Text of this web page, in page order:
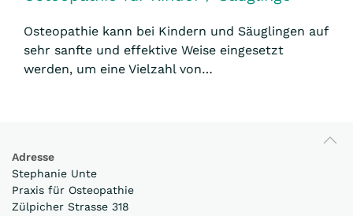
Osteopathie kann bei Kindern und Säuglingen auf
sehr sanfte und effektive Weise eingesetzt
werden, um eine Vielzahl von…
Adresse
Stephanie Unte
Praxis für Osteopathie
Zülpicher Strasse 318